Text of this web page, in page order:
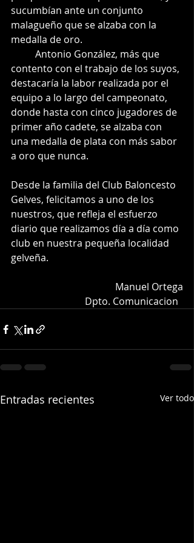
sucumbían ante un conjunto
malagueño que se alzaba con la
medalla de oro.
contento con el trabajo de los suyos,
destacaría la labor realizada por el
equipo a lo largo del campeonato,
donde hasta con cinco jugadores de
primer año cadete, se alzaba con
una medalla de plata con más sabor
a oro que nunca.
Desde la familia del Club Baloncesto
Gelves, felicitamos a uno de los
nuestros, que refleja el esfuerzo
diario que realizamos día a día como
club en nuestra pequeña localidad
gelveña.
Manuel Ortega
Dpto. Comunicacion
Entradas recientes Ver todo